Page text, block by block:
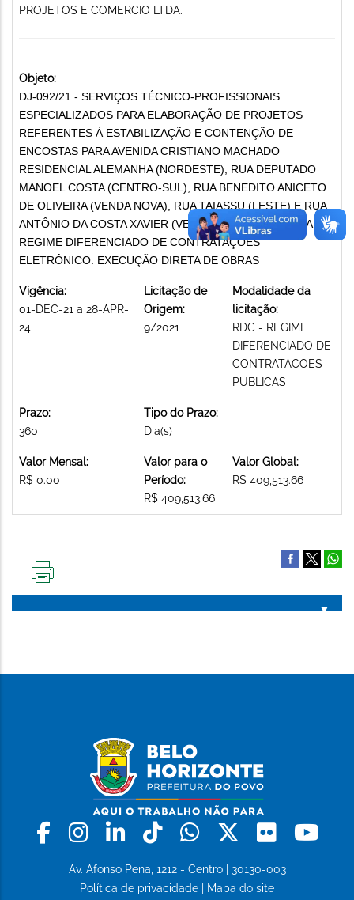
PROJETOS E COMERCIO LTDA.
Objeto:
DJ-092/21 - SERVIÇOS TÉCNICO-PROFISSIONAIS
ESPECIALIZADOS PARA ELABORAÇÃO DE PROJETOS
REFERENTES À ESTABILIZAÇÃO E CONTENÇÃO DE
ENCOSTAS PARA AVENIDA CRISTIANO MACHADO
RESIDENCIAL ALEMANHA (NORDESTE), RUA DEPUTADO
MANOEL COSTA (CENTRO-SUL), RUA BENEDITO ANICETO
DE OLIVEIRA (VENDA NOVA), RUA TAIASSU (LESTE) E RUA
ANTÔNIO DA COSTA XAVIER (VENDA NOVA). MODALIDADE:
REGIME DIFERENCIADO DE CONTRATAÇÕES
ELETRÔNICO. EXECUÇÃO DIRETA DE OBRAS
Vigência:
01-DEC-21 a 28-APR-
24
Licitação de
Origem:
9/2021
Modalidade da
licitação:
RDC - REGIME
DIFERENCIADO DE
CONTRATACOES
PUBLICAS
Prazo:
360
Tipo do Prazo:
Dia(s)
Valor Mensal:
R$ 0.00
Valor para o
Período:
R$ 409,513.66
Valor Global:
R$ 409,513.66
PÁGINA
Facebook
Instagram
LinkedinTiktokWhatsapp
X Flickr
Av. Afonso Pena, 1212 - Centro | 30130-003
Política de privacidade
Mapa do site